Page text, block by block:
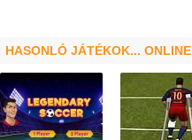
HASONLÓ JÁTÉKOK... ONLINE